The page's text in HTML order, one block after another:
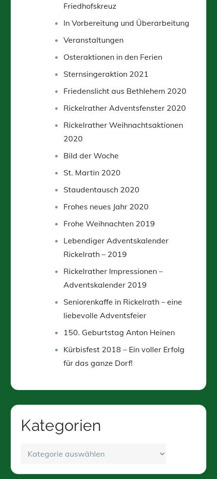
Friedhofskreuz
In Vorbereitung und Überarbeitung
Veranstaltungen
Osteraktionen in den Ferien
Sternsingeraktion 2021
Friedenslicht aus Bethlehem 2020
Rickelrather Adventsfenster 2020
Rickelrather Weihnachtsaktionen
2020
Bild der Woche
St. Martin 2020
Staudentausch 2020
Frohes neues Jahr 2020
Frohe Weihnachten 2019
Lebendiger Adventskalender
Rickelrath – 2019
Rickelrather Impressionen –
Adventskalender 2019
Seniorenkaffe in Rickelrath – eine
liebevolle Adventsfeier
150. Geburtstag Anton Heinen
Kürbisfest 2018 – Ein voller Erfolg
für das ganze Dorf!
Kategorien
Kategorien